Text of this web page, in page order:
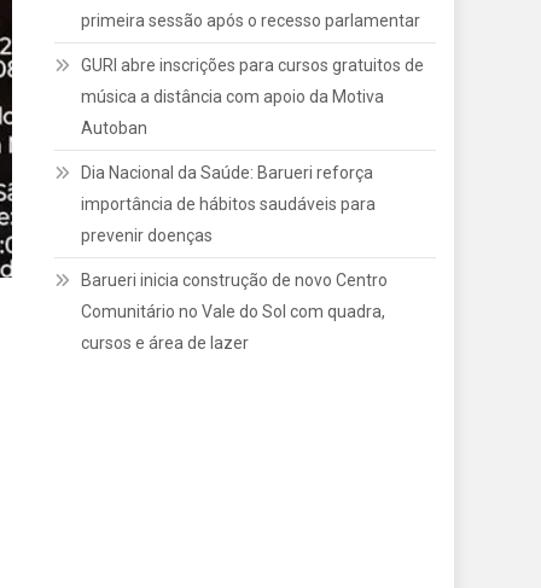
primeira sessão após o recesso parlamentar
GURI abre inscrições para cursos gratuitos de
música a distância com apoio da Motiva
Autoban
Dia Nacional da Saúde: Barueri reforça
importância de hábitos saudáveis para
prevenir doenças
Barueri inicia construção de novo Centro
Comunitário no Vale do Sol com quadra,
cursos e área de lazer